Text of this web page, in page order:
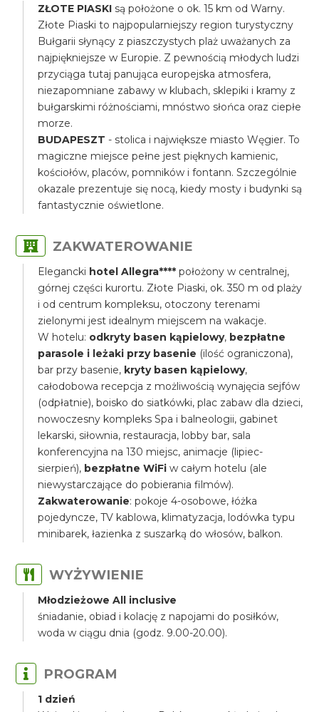
ZŁOTE PIASKI są położone o ok. 15 km od Warny.
Złote Piaski to najpopularniejszy region turystyczny
Bułgarii słynący z piaszczystych plaż uważanych za
najpiękniejsze w Europie. Z pewnością młodych ludzi
przyciąga tutaj panująca europejska atmosfera,
niezapomniane zabawy w klubach, sklepiki i kramy z
bułgarskimi różnościami, mnóstwo słońca oraz ciepłe
morze.
BUDAPESZT - stolica i największe miasto Węgier. To
magiczne miejsce pełne jest pięknych kamienic,
kościołów, placów, pomników i fontann. Szczególnie
okazale prezentuje się nocą, kiedy mosty i budynki są
fantastycznie oświetlone.
ZAKWATEROWANIE
Elegancki hotel Allegra**** położony w centralnej,
górnej części kurortu. Złote Piaski, ok. 350 m od plaży
i od centrum kompleksu, otoczony terenami
zielonymi jest idealnym miejscem na wakacje.
W hotelu: odkryty basen kąpielowy, bezpłatne
parasole i leżaki przy basenie (ilość ograniczona),
bar przy basenie, kryty basen kąpielowy,
całodobowa recepcja z możliwością wynajęcia sejfów
(odpłatnie), boisko do siatkówki, plac zabaw dla dzieci,
nowoczesny kompleks Spa i balneologii, gabinet
lekarski, siłownia, restauracja, lobby bar, sala
konferencyjna na 130 miejsc, animacje (lipiec-
sierpień), bezpłatne WiFi w całym hotelu (ale
niewystarczające do pobierania filmów).
Zakwaterowanie: pokoje 4-osobowe, łóżka
pojedyncze, TV kablowa, klimatyzacja, lodówka typu
minibarek, łazienka z suszarką do włosów, balkon.
WYŻYWIENIE
Młodzieżowe All inclusive
śniadanie, obiad i kolację z napojami do posiłków,
woda w ciągu dnia (godz. 9.00-20.00).
PROGRAM
1 dzień